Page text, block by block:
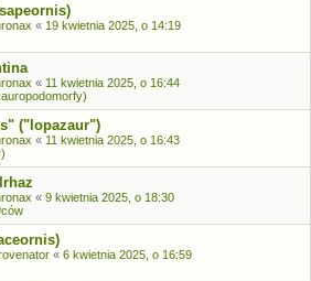
« 19 kwietnia 2025, o 14:19
« 11 kwietnia 2025, o 16:44
("lopazaur")
« 11 kwietnia 2025, o 16:43
« 9 kwietnia 2025, o 18:30
« 6 kwietnia 2025, o 16:59